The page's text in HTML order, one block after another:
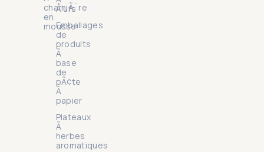
Å“ufs
Emballages
de
produits
Ã
base
de
pÃ¢te
Ã
papier
Plateaux
Ã
herbes
aromatiques
charniÃ¨re
en
mousse